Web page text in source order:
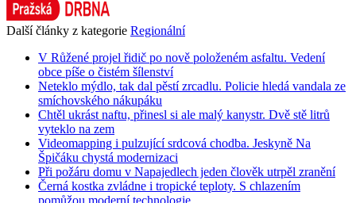
Další články z kategorie Regionální
V Růžené projel řidič po nově položeném asfaltu. Vedení
obce píše o čistém šílenství
Neteklo mýdlo, tak dal pěstí zrcadlu. Policie hledá vandala ze
smíchovského nákupáku
Chtěl ukrást naftu, přinesl si ale malý kanystr. Dvě stě litrů
vyteklo na zem
Videomapping i pulzující srdcová chodba. Jeskyně Na
Špičáku chystá modernizaci
Při požáru domu v Napajedlech jeden člověk utrpěl zranění
Černá kostka zvládne i tropické teploty. S chlazením
pomůžou moderní technologie